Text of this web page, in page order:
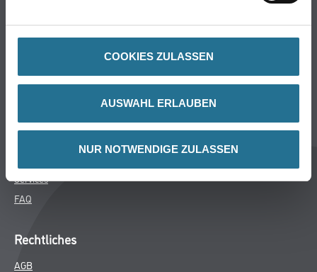
COOKIES ZULASSEN
AUSWAHL ERLAUBEN
NUR NOTWENDIGE ZULASSEN
Über uns
MPlus
Services
FAQ
Rechtliches
AGB